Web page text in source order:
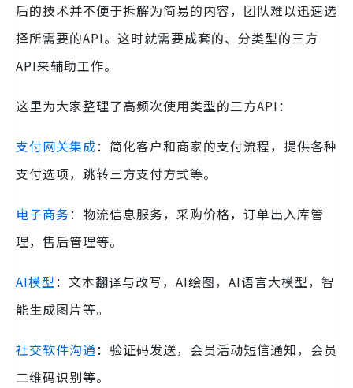
后的技术并不便于拆解为简易的内容，团队难以迅速选
择所需要的API。这时就需要成套的、分类型的三方
API来辅助工作。
这里为大家整理了高频次使用类型的三方API：
支付网关集成：简化客户和商家的支付流程，提供各种
支付选项，跳转三方支付方式等。
电子商务：物流信息服务，采购价格，订单出入库管
理，售后管理等。
AI模型：文本翻译与改写，AI绘图，AI语言大模型，智
能生成图片等。
社交软件沟通：验证码发送，会员活动短信通知，会员
二维码识别等。